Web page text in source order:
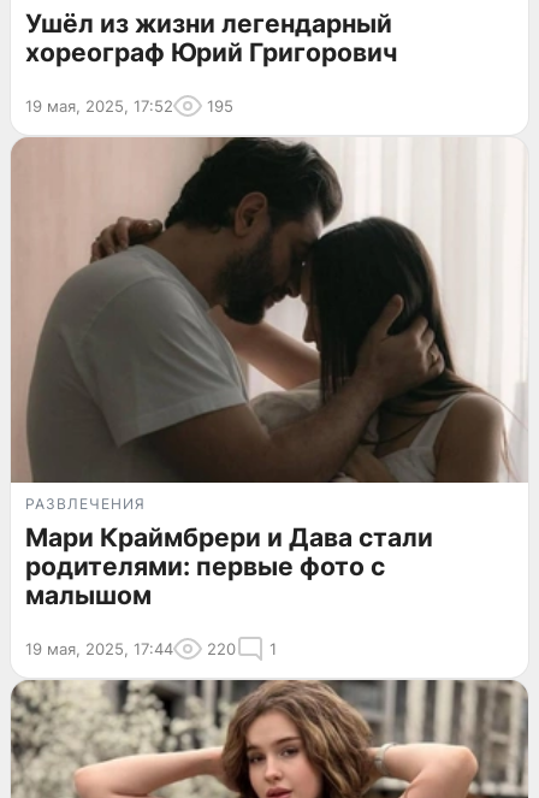
Ушёл из жизни легендарный
хореограф Юрий Григорович
19 мая, 2025, 17:52 195
РАЗВЛЕЧЕНИЯ
Мари Краймбрери и Дава стали
родителями: первые фото с
малышом
19 мая, 2025, 17:44 220 1